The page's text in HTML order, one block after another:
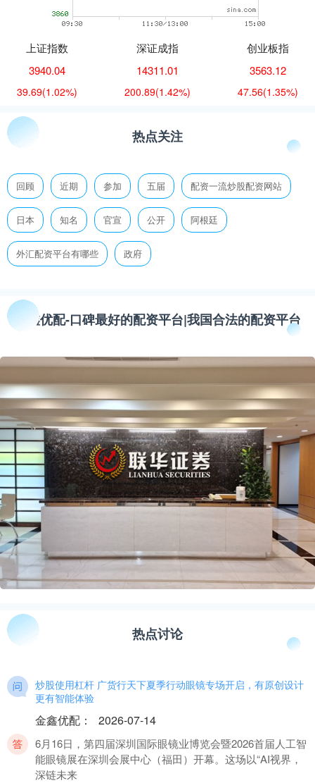
上证指数
3940.04
39.69(1.02%)
深证成指
14311.01
200.89(1.42%)
创业板指
3563.12
47.56(1.35%)
热点关注
回顾 近期 参加 五届 配资一流炒股配资网站
日本 知名 官宣 公开 阿根廷
外汇配资平台有哪些 政府
金鑫优配-口碑最好的配资平台|我国合法的配资平台
热点讨论
炒股使用杠杆 广货行天下夏季行动眼镜专场开启，有原创设计
更有智能体验
金鑫优配 ： 2026-07-14
6月16日，第四届深圳国际眼镜业博览会暨2026首届人工智
能眼镜展在深圳会展中心（福田）开幕。这场以“AI视界，
深链未来